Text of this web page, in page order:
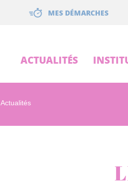
MES DÉMARCHES
ACTUALITÉS
Actualités